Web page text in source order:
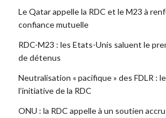
Le Qatar appelle la RDC et le M23 à
confiance mutuelle
RDC-M23 : les Etats-Unis saluent le
de détenus
Neutralisation « pacifique » des FDLR :
l’initiative de la RDC
ONU : la RDC appelle à un soutien